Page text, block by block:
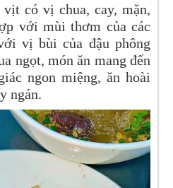
có vị chua, cay, mặn,
với mùi thơm của các
vị bùi của đậu phông
ngọt, món ăn mang đến
ngon miệng, ăn hoài
ngán.